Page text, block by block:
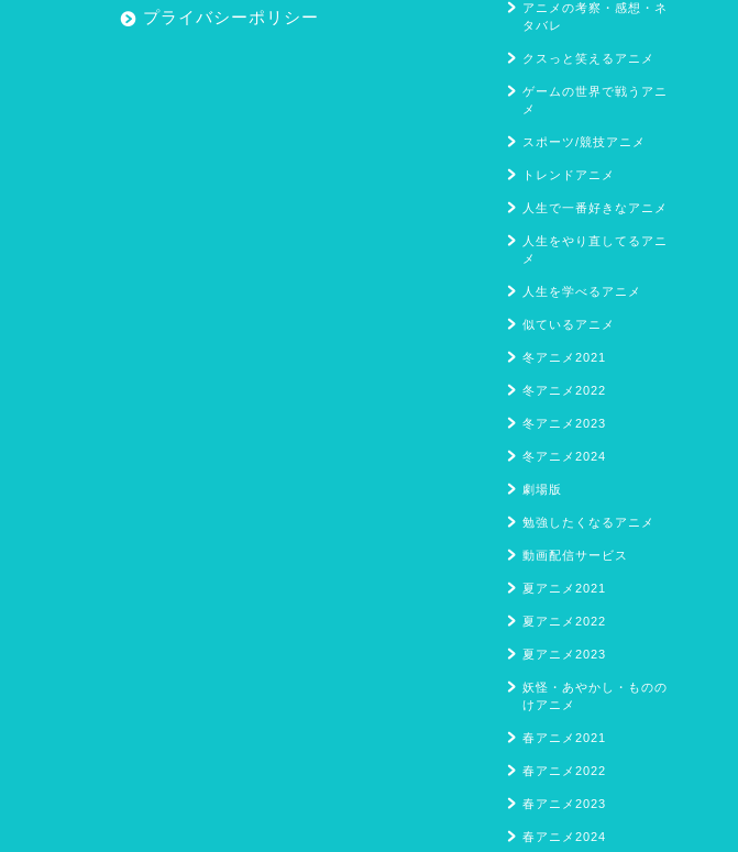
プライバシーポリシー
アニメの考察・感想・ネ
タバレ
クスっと笑えるアニメ
ゲームの世界で戦うアニ
メ
スポーツ/競技アニメ
トレンドアニメ
人生で一番好きなアニメ
人生をやり直してるアニ
メ
人生を学べるアニメ
似ているアニメ
冬アニメ2021
冬アニメ2022
冬アニメ2023
冬アニメ2024
劇場版
勉強したくなるアニメ
動画配信サービス
夏アニメ2021
夏アニメ2022
夏アニメ2023
妖怪・あやかし・ものの
けアニメ
春アニメ2021
春アニメ2022
春アニメ2023
春アニメ2024